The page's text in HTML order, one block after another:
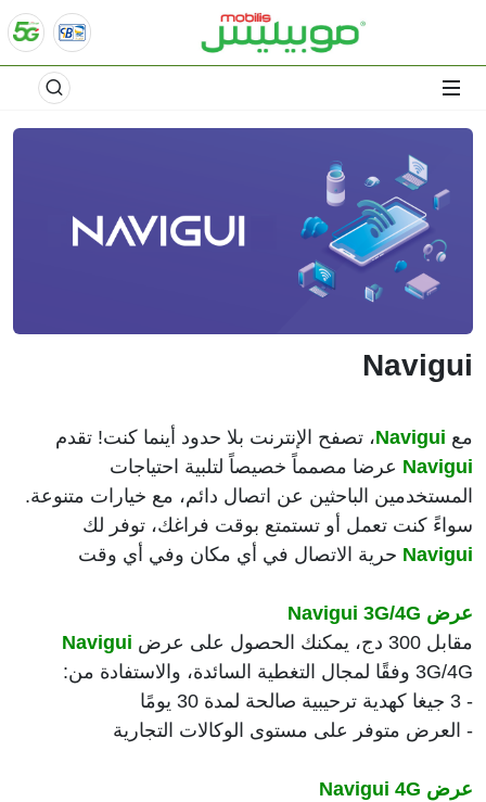
Navigui
مع Navigui، تصفح الإنترنت بلا حدود أينما كنت! تقدم
Navigui عرضا مصمماً خصيصاً لتلبية احتياجات
المستخدمين الباحثين عن اتصال دائم، مع خيارات متنوعة.
سواءً كنت تعمل أو تستمتع بوقت فراغك، توفر لك
Navigui حرية الاتصال في أي مكان وفي أي وقت
عرض Navigui 3G/4G
مقابل 300 دج، يمكنك الحصول على عرض
Navigui
3G/4G وفقًا لمجال التغطية السائدة، والاستفادة من:
- 3 جيغا كهدية ترحيبية صالحة لمدة 30 يومًا
- العرض متوفر على مستوى الوكالات التجارية
عرض Navigui 4G